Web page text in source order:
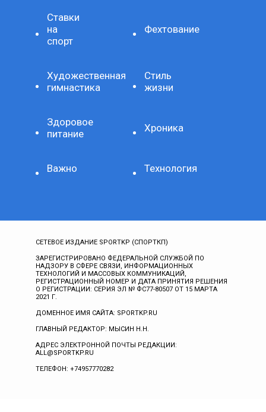
Ставки
на
спорт
Фехтование
Художественная
гимнастика
Стиль
жизни
Здоровое
питание
Хроника
Важно Технология
СЕТЕВОЕ ИЗДАНИЕ SPORTKP (СПОРТКП)
ЗАРЕГИСТРИРОВАНО ФЕДЕРАЛЬНОЙ СЛУЖБОЙ ПО
НАДЗОРУ В СФЕРЕ СВЯЗИ, ИНФОРМАЦИОННЫХ
ТЕХНОЛОГИЙ И МАССОВЫХ КОММУНИКАЦИЙ,
РЕГИСТРАЦИОННЫЙ НОМЕР И ДАТА ПРИНЯТИЯ РЕШЕНИЯ
О РЕГИСТРАЦИИ: СЕРИЯ ЭЛ № ФС77-80507 ОТ 15 МАРТА
2021 Г.
ДОМЕННОЕ ИМЯ САЙТА: SPORTKP.RU
ГЛАВНЫЙ РЕДАКТОР: МЫСИН Н.Н.
АДРЕС ЭЛЕКТРОННОЙ ПОЧТЫ РЕДАКЦИИ:
ALL@SPORTKP.RU
ТЕЛЕФОН: +74957770282